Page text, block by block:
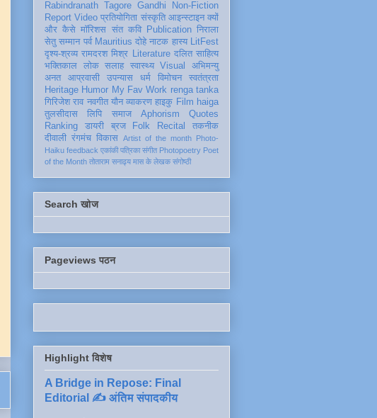
Rabindranath Tagore Gandhi
Non-Fiction
Report Video प्रतियोगिता संस्कृति आइन्स्टाइन क्यों
और कैसे मॉरिशस संत कवि Publication निराला
सेतु सम्मान पर्व Mauritius दोहे नाटक हास्य LitFest
दृश्य-श्रव्य रामदरश मिश्र Literature दलित साहित्य
भक्तिकाल
लोक सलाह स्वास्थ्य Visual
अभिमन्यु
अनत
आप्रवासी उपन्यास धर्म विमोचन
स्वतंत्रता
Heritage Humor My Fav Work renga tanka
गिरिजेश राव नवगीत यौन व्याकरण हाइकु Film haiga
तुलसीदास
लिपि समाज Aphorism
Quotes
Ranking
डायरी ब्रज Folk Recital
तकनीक
दीवाली रंगमंच विकास Artist of the month Photo-
Haiku feedback एकांकी पत्रिका संगीत Photopoetry Poet
of the Month तोताराम सनाढ्य मास के लेखक संगोष्ठी
Search खोज
Pageviews पठन
Highlight विशेष
A Bridge in Repose: Final
Editorial ✍️ अंतिम संपादकीय